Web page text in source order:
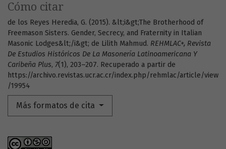
Cómo citar
de los Reyes Heredia, G. (2015). &lt;i&gt;The Brotherhood of
Freemason Sisters. Gender, Secrecy, and Fraternity in Italian
Masonic Lodges&lt;/i&gt; de Lilith Mahmud. REHMLAC+, Revista
De Estudios Históricos De La Masonería Latinoamericana Y
Caribeña Plus, 7(1), 203–207. Recuperado a partir de
https://archivo.revistas.ucr.ac.cr/index.php/rehmlac/article/view
/19954
Más formatos de cita